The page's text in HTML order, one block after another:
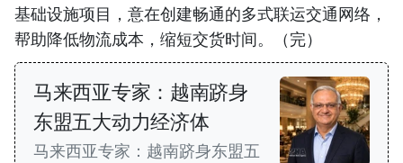
基础设施项目，意在创建畅通的多式联运交通网络，
帮助降低物流成本，缩短交货时间。（完）
马来西亚专家：越南跻身
东盟五大动力经济体
马来西亚专家：越南跻身东盟五